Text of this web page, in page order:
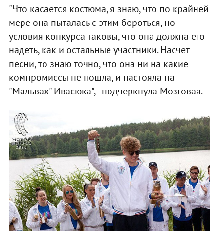
"Что касается костюма, я знаю, что по крайней
мере она пыталась с этим бороться, но
условия конкурса таковы, что она должна его
надеть, как и остальные участники. Насчет
песни, то знаю точно, что она ни на какие
компромиссы не пошла, и настояла на
"Мальвах" Ивасюка", - подчеркнула Мозговая.